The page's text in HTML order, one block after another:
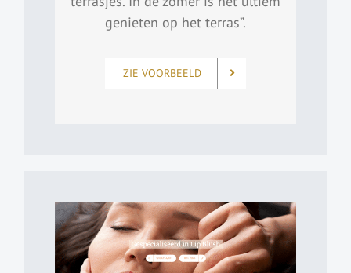
genieten op het terras”.
ZIE VOORBEELD